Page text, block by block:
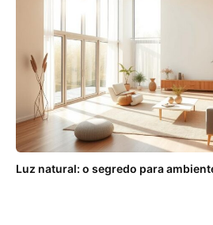
Luz natural: o segredo para